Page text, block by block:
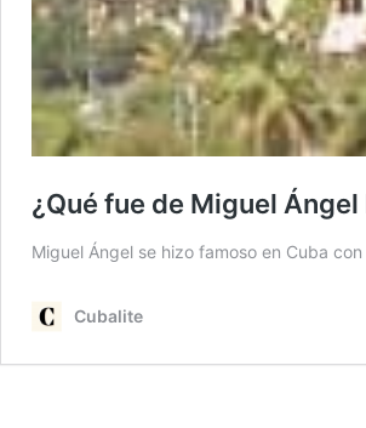
¿Qué fue de Miguel
Miguel Ángel se hizo famoso en Cuba
Cubalite